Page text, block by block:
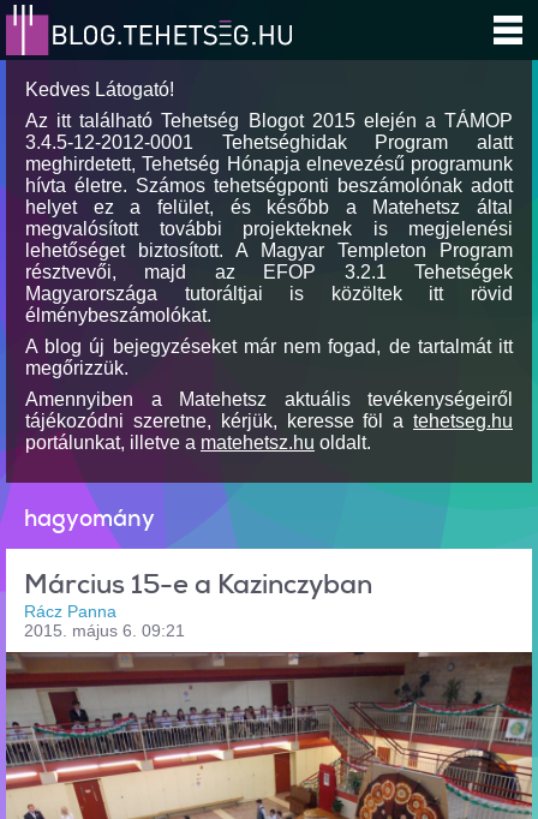
Kedves Látogató!
Az itt található Tehetség Blogot 2015 elején a TÁMOP
3.4.5-12-2012-0001 Tehetséghidak Program alatt
meghirdetett, Tehetség Hónapja elnevezésű programunk
hívta életre. Számos tehetségponti beszámolónak adott
helyet ez a felület, és később a Matehetsz által
megvalósított további projekteknek is megjelenési
lehetőséget biztosított. A Magyar Templeton Program
résztvevői, majd az EFOP 3.2.1 Tehetségek
Magyarországa tutoráltjai is közöltek itt rövid
élménybeszámolókat.
A blog új bejegyzéseket már nem fogad, de tartalmát itt
megőrizzük.
Amennyiben a Matehetsz aktuális tevékenységeiről
tájékozódni szeretne, kérjük, keresse föl a tehetseg.hu
portálunkat, illetve a matehetsz.hu oldalt.
hagyomány
Március 15-e a Kazinczyban
Rácz Panna
2015. május 6. 09:21